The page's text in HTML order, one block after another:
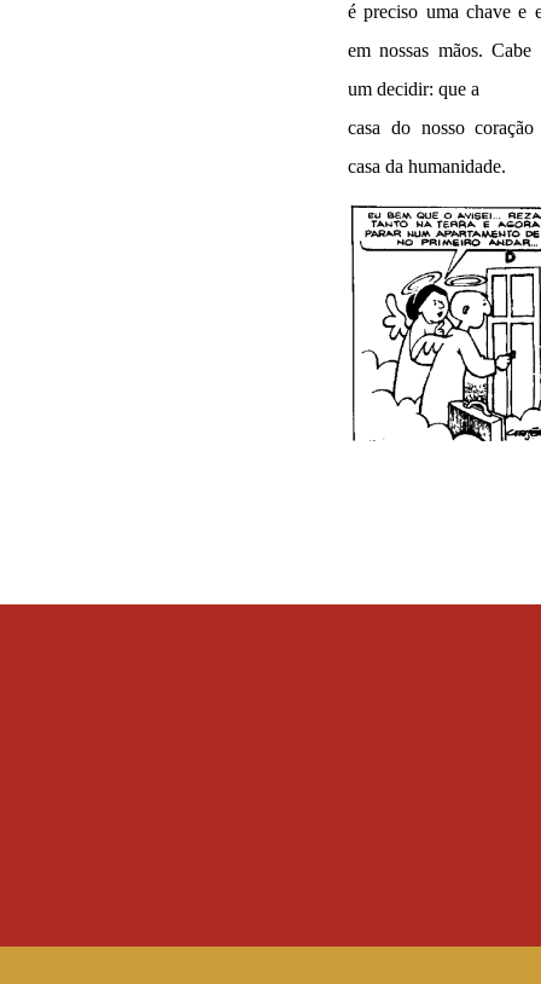
é preciso uma chave e
em nossas mãos. Cabe
um decidir: que a
casa do nosso
casa da humanidade.